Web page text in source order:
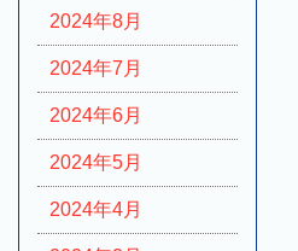
2024年8月
2024年7月
2024年6月
2024年5月
2024年4月